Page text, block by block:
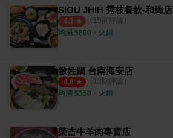
SIOU JHIH 秀枝餐飲-和緯店
4.1 （ 15則評論）
均消 $800 ・ 火鍋
敝姓鍋 台南海安店
4.6 （ 13則評論）
均消 $350 ・ 火鍋
榮吉牛羊肉專賣店